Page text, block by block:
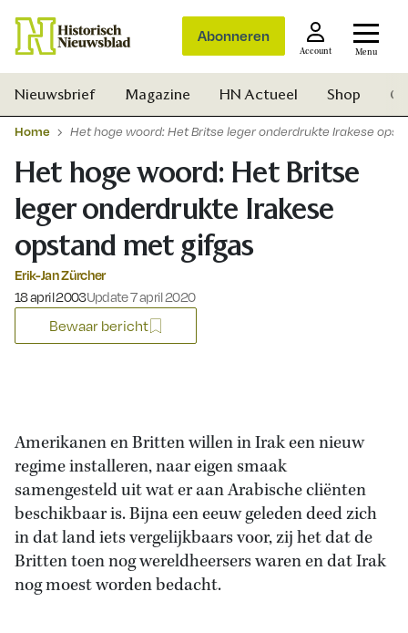
Abonneren
Account Menu
Nieuwsbrief Magazine HN Actueel Shop
Home Het hoge woord: Het Britse leger onderdrukte Irakese
Het hoge woord: Het Britse
leger onderdrukte Irakese
opstand met gifgas
Erik-Jan Zürcher
Gepubliceerd op:
18 april 2003Update 7 april 2020
Bewaar bericht
Amerikanen en Britten willen in Irak een nieuw
regime installeren, naar eigen smaak
samengesteld uit wat er aan Arabische cliënten
beschikbaar is. Bijna een eeuw geleden deed zich
in dat land iets vergelijkbaars voor, zij het dat de
Britten toen nog wereldheersers waren en dat Irak
nog moest worden bedacht.